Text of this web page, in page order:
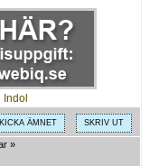
ÄMNET SKRIV UT
»